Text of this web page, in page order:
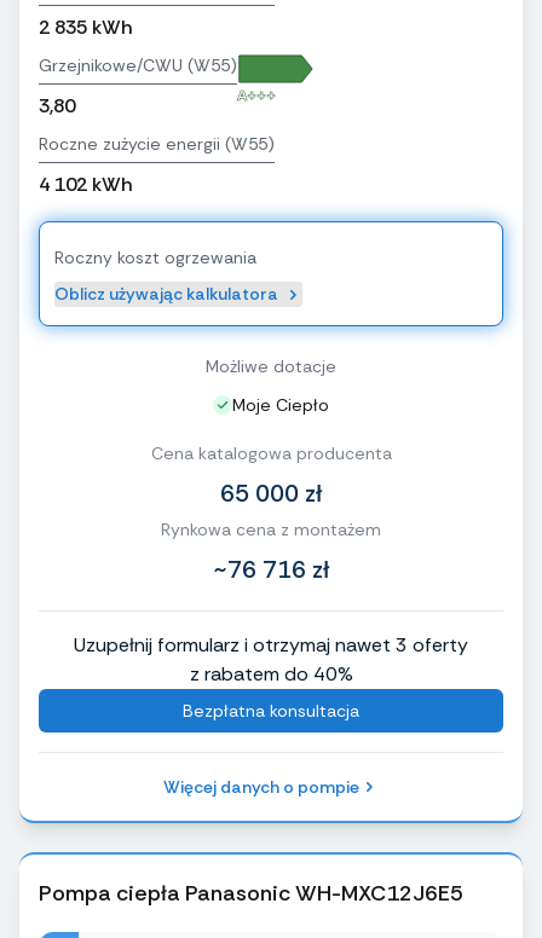
2 835 kWh
Grzejnikowe/CWU (W55)
3,80 A+++
Roczne zużycie energii (W55)
4 102 kWh
Roczny koszt ogrzewania
Oblicz używając kalkulatora
Możliwe dotacje
Moje Ciepło
Cena katalogowa producenta
65 000 zł
Rynkowa cena z montażem
~76 716 zł
Uzupełnij formularz i otrzymaj nawet 3 oferty
z rabatem do 40%
Bezpłatna konsultacja
Więcej danych o pompie
Pompa ciepła Panasonic WH-MXC12J6E5